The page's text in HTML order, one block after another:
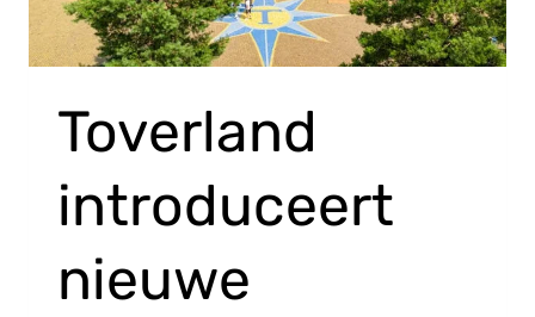
Toverland
introduceert
nieuwe